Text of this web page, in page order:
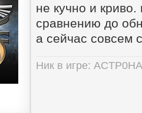
не кучно и
сравнению до
а сейчас совсем
Ник в игре: